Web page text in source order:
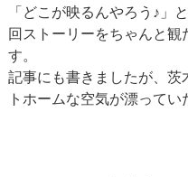
「どこが映るんやろう♪」
回ストーリーをちゃんと
す。
記事にも書きましたが、茨
トホームな空気が漂ってい